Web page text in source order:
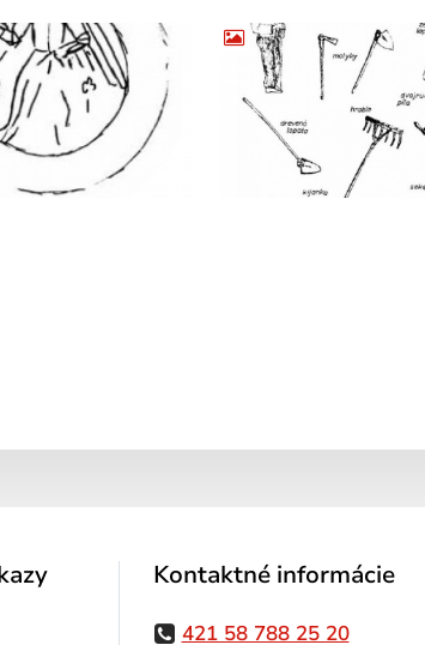
Kontaktné informácie
421 58 788 25 20